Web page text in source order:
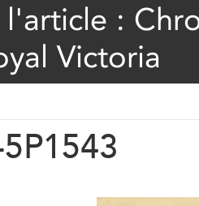
l'article :
Victoria